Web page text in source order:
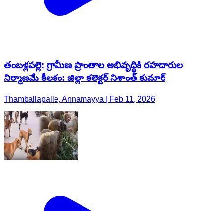
తంబళ్లపల్లె: గ్రామీణ ప్రాంతాల అభివృద్ధికి రహదారుల
నిర్మాణమే కీలకం: జిల్లా కలెక్టర్ నిశాంత్ కుమార్
Thamballapalle, Annamayya | Feb 11, 2026